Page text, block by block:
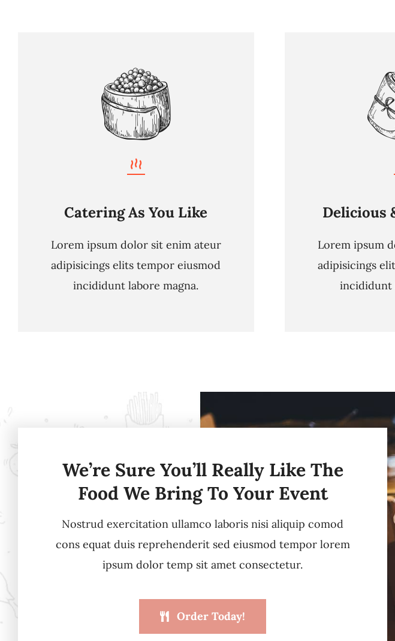
Catering As You Like
Lorem ipsum dolor sit enim ateur
adipisicings elits tempor eiusmod
incididunt labore magna.
Delicious
Lorem ipsum
adipisicings
incididunt
We’re Sure You’ll Really Like The
Food We Bring To Your Event
Nostrud exercitation ullamco laboris nisi aliquip comod
cons equat duis reprehenderit sed eiusmod tempor lorem
ipsum dolor temp sit amet consectetur.
Order Today!